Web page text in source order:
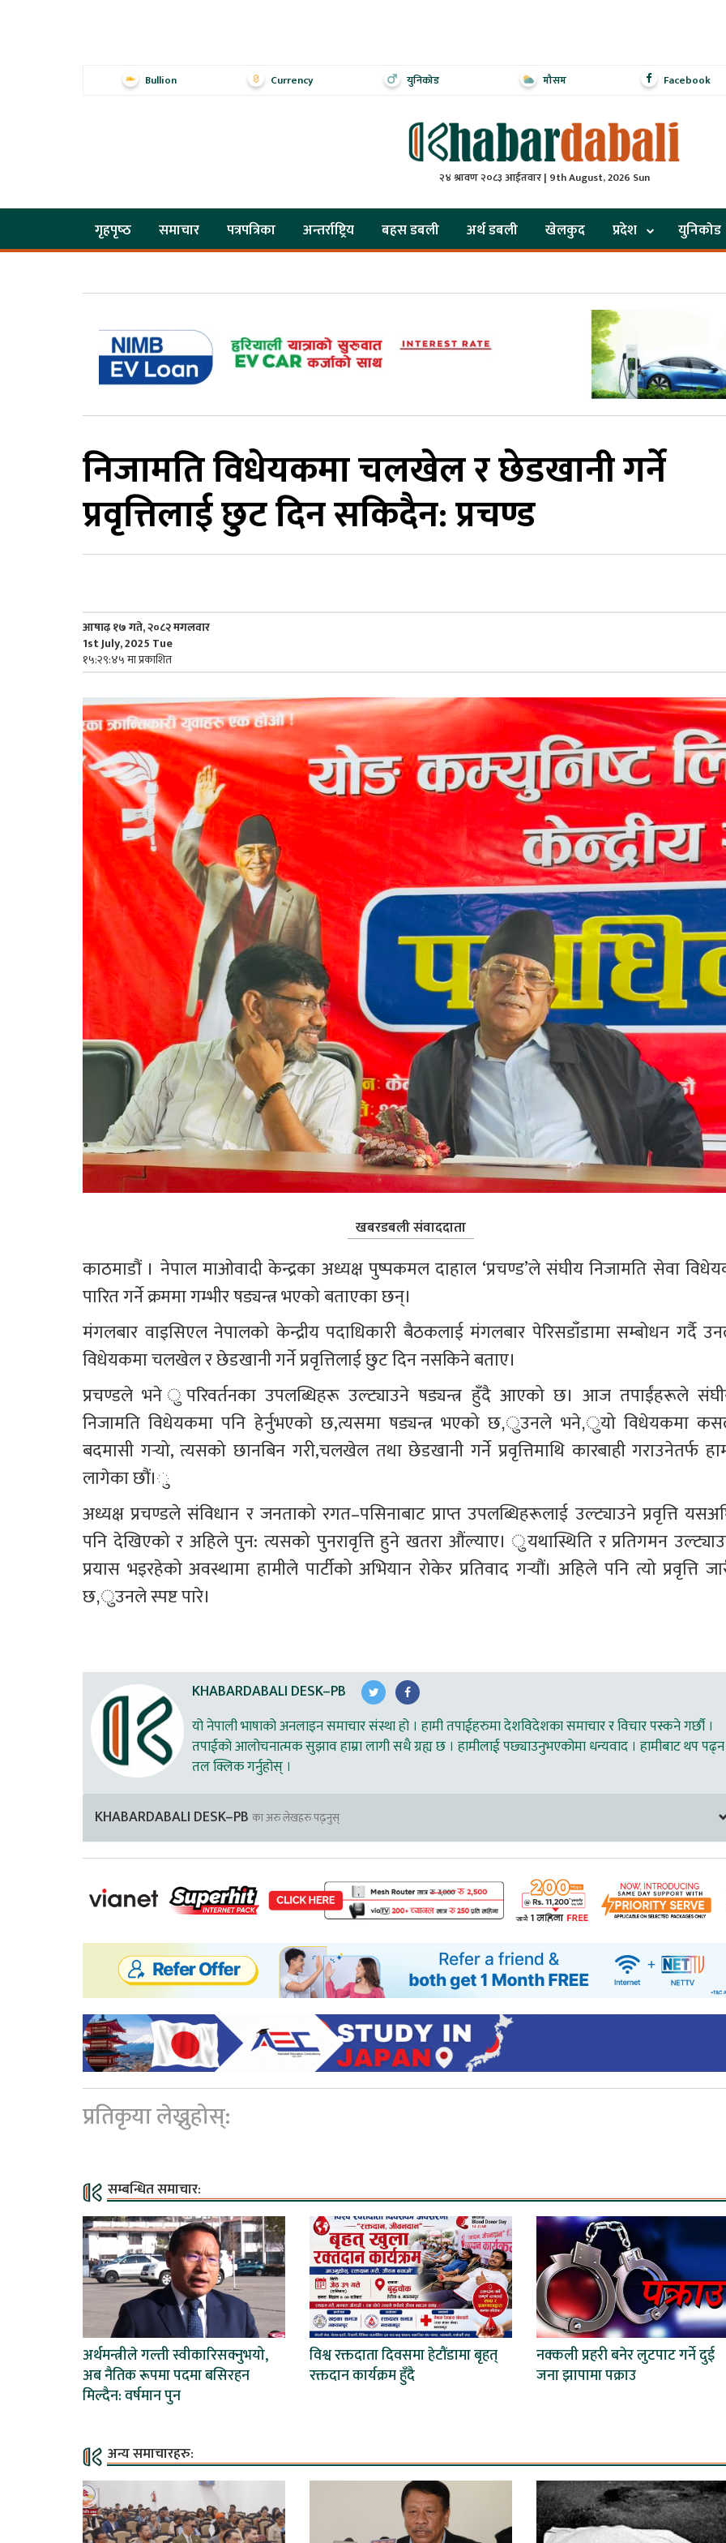
Bullion Currency युनिकोड मौसम Facebook
२४ श्रावण २०८३ आईतवार | 9th August, 2026 Sun
गृहपृष्‍ठ समाचार पत्रपत्रिका अन्तर्राष्ट्रिय बहस डबली अर्थ डबली खेलकुद प्रदेश युनिकोड
निजामति विधेयकमा चलखेल र छेडखानी गर्ने
प्रवृत्तिलाई छुट दिन सकिदैन: प्रचण्ड
आषाढ़ १७ गते, २०८२ मगलवार
1st July, 2025 Tue
१५:२९:४५ मा प्रकाशित
खबरडबली संवाददाता
काठमाडौं । नेपाल माओवादी केन्द्रका अध्यक्ष पुष्पकमल दाहाल ‘प्रचण्ड’ले संघीय निजामति सेवा
पारित गर्ने क्रममा गम्भीर षड्यन्त्र भएको बताएका छन्।
मंगलबार वाइसिएल नेपालको केन्द्रीय पदाधिकारी बैठकलाई मंगलबार पेरिसडाँडामा सम्बोधन गर्दै
विधेयकमा चलखेल र छेडखानी गर्ने प्रवृत्तिलाई छुट दिन नसकिने बताए।
प्रचण्डले भने ुपरिवर्तनका उपलब्धिहरू उल्ट्याउने षड्यन्त्र हुँदै आएको छ। आज तपाईंहरूले
निजामति विधेयकमा पनि हेर्नुभएको छ,त्यसमा षड्यन्त्र भएको छ,ुउनले भने,ुयो विधेयकमा
बदमासी गर्‍यो, त्यसको छानबिन गरी,चलखेल तथा छेडखानी गर्ने प्रवृत्तिमाथि कारबाही गराउनेतर्फ
लागेका छौं।ु
अध्यक्ष प्रचण्डले संविधान र जनताको रगत–पसिनाबाट प्राप्त उपलब्धिहरूलाई उल्ट्याउने प्रवृत्ति
पनि देखिएको र अहिले पुन: त्यसको पुनरावृत्ति हुने खतरा औंल्याए। ुयथास्थिति र प्रतिगमन
प्रयास भइरहेको अवस्थामा हामीले पार्टीको अभियान रोकेर प्रतिवाद गर्‍यौं। अहिले पनि त्यो प्रवृत्ति
छ,ुउनले स्पष्ट पारे।
KHABARDABALI DESK–PB
यो नेपाली भाषाको अनलाइन समाचार संस्था हो । हामी तपाईहरुमा देशविदेशका समाचार र विचार पस्कने गर्छौ ।
तपाईको आलोचनात्मक सुझाव हाम्रा लागी सधै ग्रह्य छ । हामीलाई पछ्याउनुभएकोमा धन्यवाद । हामीबाट थप पढ्न
तल क्लिक गर्नुहोस् ।
KHABARDABALI DESK–PB का अरु लेखहरु पढ्नुस्
प्रतिकृया लेख्नुहोस्:
सम्बन्धित समाचार:
अर्थमन्त्रीले गल्ती स्वीकारिसक्नुभयो,
अब नैतिक रूपमा पदमा बसिरहन
मिल्दैन: वर्षमान पुन
विश्व रक्तदाता दिवसमा हेटौंडामा बृहत्
रक्तदान कार्यक्रम हुँदै
नक्कली प्रहरी बनेर लुटपाट गर्ने दुई
जना झापामा पक्राउ
अन्य समाचारहरु: